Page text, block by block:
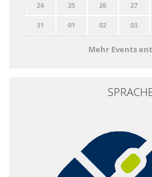
24 25 26 27
31 01 02 03
Mehr Events